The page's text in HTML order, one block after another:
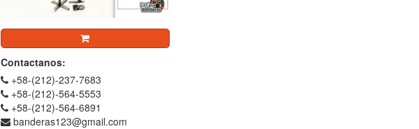
Contactanos:
+58-(212)-237-7683
+58-(212)-564-5553
+58-(212)-564-6891
banderas123@gmail.com